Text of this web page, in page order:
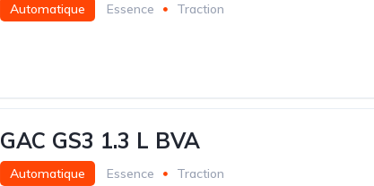
Automatique Essence Traction
GAC GS3 1.3 L BVA
Automatique Essence Traction